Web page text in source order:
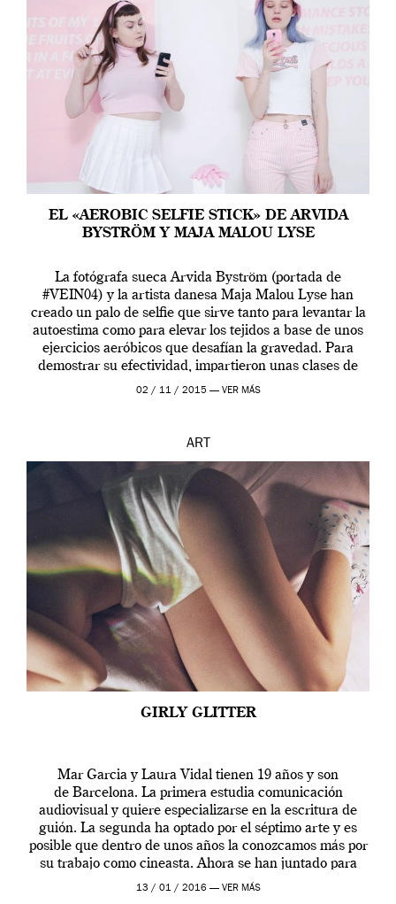
EL «AEROBIC SELFIE STICK» DE ARVIDA
BYSTRÖM Y MAJA MALOU LYSE
La fotógrafa sueca Arvida Byström (portada de
#VEIN04) y la artista danesa Maja Malou Lyse han
creado un palo de selfie que sirve tanto para levantar la
autoestima como para elevar los tejidos a base de unos
ejercicios aeróbicos que desafían la gravedad. Para
demostrar su efectividad, impartieron unas clases de
prueba en el Tate […]
02 / 11 / 2015 — VER MÁS
ART
GIRLY GLITTER
Mar Garcia y Laura Vidal tienen 19 años y son
de Barcelona. La primera estudia comunicación
audiovisual y quiere especializarse en la escritura de
guión. La segunda ha optado por el séptimo arte y es
posible que dentro de unos años la conozcamos más por
su trabajo como cineasta. Ahora se han juntado para
contarnos una […]
13 / 01 / 2016 — VER MÁS